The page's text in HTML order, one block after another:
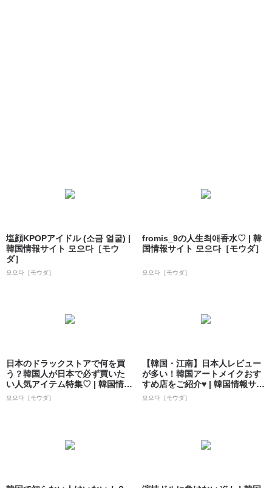
塩顔KPOPアイドル (소금 얼굴) |
韓国情報サイト 모으다［モウ
ダ］
모으다［モウダ］
fromis_9の人生최애香水♡ | 韓
国情報サイト 모으다［モウダ］
모으다［モウダ］
日本のドラックストアで何を買
う？韓国人が日本で必ず買いた
い人気アイテム特集♡ | 韓国情報
サイト ...
모으다［モウダ］
【韓国・江南】日本人レビュー
が多い！韓国アートメイクおす
すめ店をご紹介♥ | 韓国情報サイ
ト 모으...
모으다［モウダ］